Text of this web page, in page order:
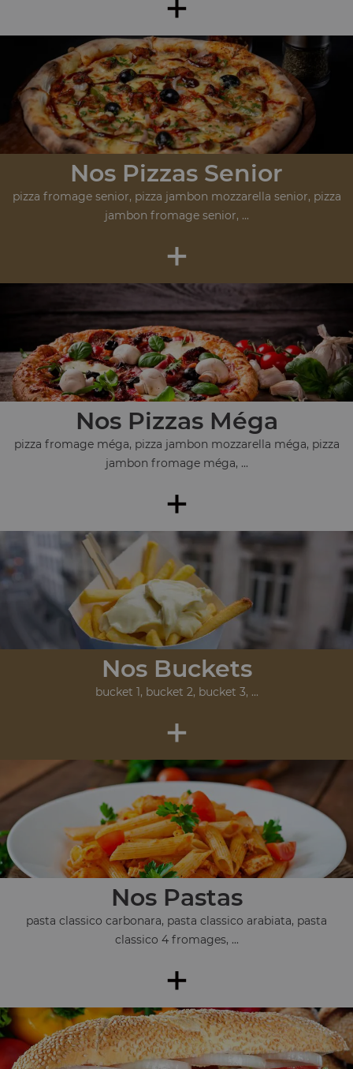
Nos Pizzas Senior
pizza fromage senior, pizza jambon mozzarella senior, pizza
jambon fromage senior, ...
+
Nos Pizzas Méga
pizza fromage méga, pizza jambon mozzarella méga, pizza
jambon fromage méga, ...
+
Nos Buckets
bucket 1, bucket 2, bucket 3, ...
+
Nos Pastas
pasta classico carbonara, pasta classico arabiata, pasta
classico 4 fromages, ...
+